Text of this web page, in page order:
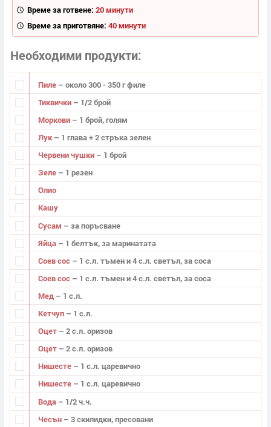
Време за готвене: 20 минути
Време за приготвяне: 40 минути
Необходими продукти
Пиле – около 300 - 350 г филе
Тиквички – 1/2 брой
Моркови – 1 брой, голям
Лук – 1 глава + 2 стръка зелен
Червени чушки – 1 брой
Зеле – 1 резен
Олио
Кашу
Сусам – за поръсване
Яйца – 1 белтък, за маринатата
Соев сос – 1 с.л. тъмен и 4 с.л. светъл, за соса
Соев сос – 1 с.л. тъмен и 4 с.л. светъл, за соса
Мед – 1 с.л.
Кетчуп – 1 с.л.
Оцет – 2 с.л. оризов
Оцет – 2 с.л. оризов
Нишесте – 1 с.л. царевично
Нишесте – 1 с.л. царевично
Вода – 1/2 ч.ч.
Чесън – 3 скилидки, пресовани